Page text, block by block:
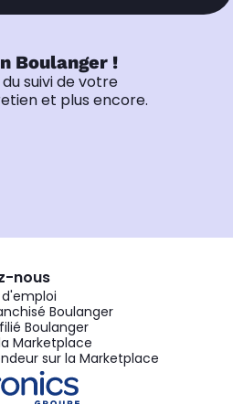
Boulanger !
suivi de votre
et plus encore.
nous
Boulanger
Boulanger
Marketplace
sur la Marketplace